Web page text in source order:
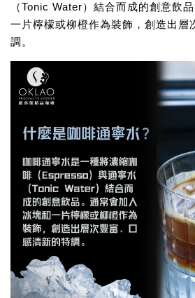
（Tonic Water）結合而成的創意飲
一片檸檬或柳橙作為裝飾，創造出層
調。